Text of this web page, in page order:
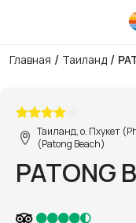
Главная / Таиланд /
Таиланд, о. Пхукет
(Patong Beach)
PATONG